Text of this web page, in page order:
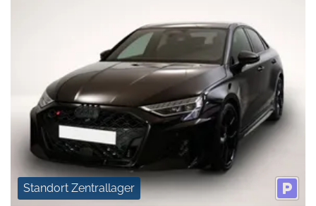
Standort Zentrallager